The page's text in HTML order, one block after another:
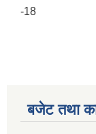
-18
बजेट तथा